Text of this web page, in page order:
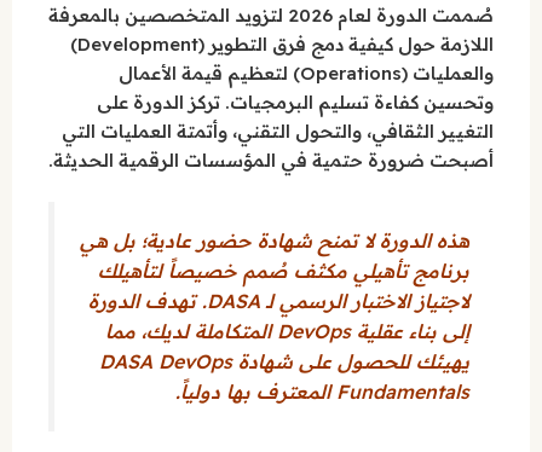
صُممت الدورة لعام 2026 لتزويد المتخصصين بالمعرفة
اللازمة حول كيفية دمج فرق التطوير (Development)
والعمليات (Operations) لتعظيم قيمة الأعمال
وتحسين كفاءة تسليم البرمجيات. تركز الدورة على
التغيير الثقافي، والتحول التقني، وأتمتة العمليات التي
أصبحت ضرورة حتمية في المؤسسات الرقمية الحديثة.
هذه الدورة لا تمنح شهادة حضور عادية؛ بل هي
برنامج تأهيلي مكثف صُمم خصيصاً لتأهيلك
لاجتياز الاختبار الرسمي لـ DASA. تهدف الدورة
إلى بناء عقلية DevOps المتكاملة لديك، مما
يهيئك للحصول على شهادة DASA DevOps
Fundamentals المعترف بها دولياً.